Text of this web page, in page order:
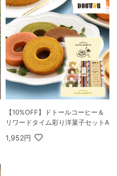
【10%OFF】ドトールコーヒー＆
リワードタイム彩り洋菓子セットA
1,952円